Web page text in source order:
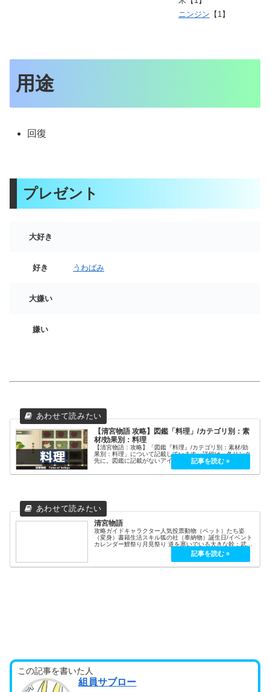
ニンジン 【1】
用途
回復
プレゼント
大好き
好き うわばみ
大嫌い
嫌い
【清宮物語 攻略】図鑑「料理」/カテゴリ別：素
材/効果別：料理
【清宮物語：攻略】「図鑑『料理』/カテゴリ別：素材/効
果別：料理」について記載しています。詳細は、各リンク
先に。図鑑に記載がないアイテムクエストアイテム釣り採
集物料理家具服飾モンスター武器作物料理（51）No.-名称
1まずい料理2味噌汁3お...
清宮物語
攻略ガイドキャラクター人気投票動物（ペット）たち姿
（変身）書籍生活スキル狐の社（奉納物）誕生日/イベント
カレンダー鯉祭り月見祭り 道を塞いでいる大きな幹：武器
Lv3以上 序盤からサクサク行きたい人向け武器：黄金の聖
この記事を書いた人
組員サブロー